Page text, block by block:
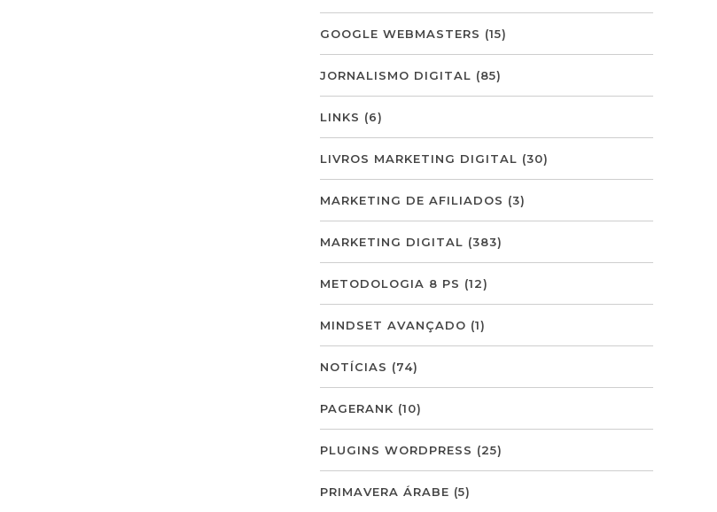
GOOGLE WEBMASTERS (15)
JORNALISMO DIGITAL (85)
LINKS (6)
LIVROS MARKETING DIGITAL (30)
MARKETING DE AFILIADOS (3)
MARKETING DIGITAL (383)
METODOLOGIA 8 PS (12)
MINDSET AVANÇADO (1)
NOTÍCIAS (74)
PAGERANK (10)
PLUGINS WORDPRESS (25)
PRIMAVERA ÁRABE (5)